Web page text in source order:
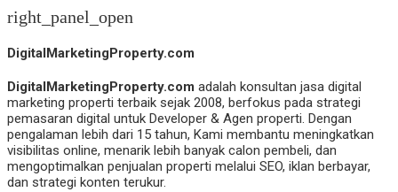
right_panel_open
DigitalMarketingProperty.com
DigitalMarketingProperty.com adalah konsultan jasa digital
marketing properti terbaik sejak 2008, berfokus pada strategi
pemasaran digital untuk Developer & Agen properti. Dengan
pengalaman lebih dari 15 tahun, Kami membantu meningkatkan
visibilitas online, menarik lebih banyak calon pembeli, dan
mengoptimalkan penjualan properti melalui SEO, iklan berbayar,
dan strategi konten terukur.